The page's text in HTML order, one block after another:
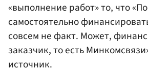
«выполнение работ» то, что
самостоятельно
совсем не факт. Может,
заказчик, то есть
источник.